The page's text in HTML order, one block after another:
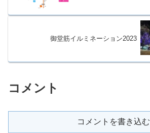
御堂筋イルミネーション2023
コメント
コメントを書き込む